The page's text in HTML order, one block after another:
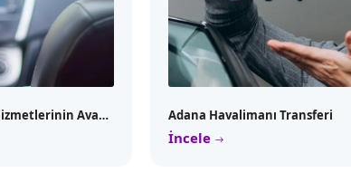
Havalimanı Transfer Hizmetlerinin Avantajları Ve Özellikleri Adana Havalimanı Transferi
İncele